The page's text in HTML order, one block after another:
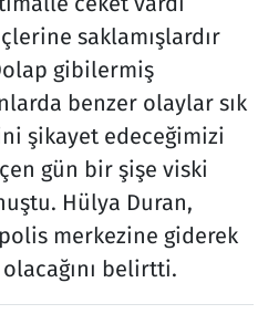
saklamışlardır
gibilermiş
benzer olaylar sık
şikayet edeceğimizi
gün bir şişe viski
Hülya Duran,
merkezine giderek
belirtti.